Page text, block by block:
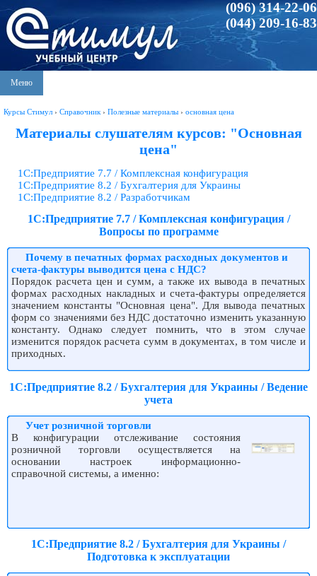
(096) 314-22-06
(044) 209-16-83
Меню
Курсы Стимул › Справочник › Полезные материалы › основная цена
Материалы слушателям курсов: "Основная
цена"
1С:Предприятие 7.7 / Комплексная конфигурация
1С:Предприятие 8.2 / Бухгалтерия для Украины
1С:Предприятие 8.2 / Разработчикам
1С:Предприятие 7.7 / Комплексная конфигурация /
Вопросы по программе
Почему в печатных формах расходных документов и
счета-фактуры выводится цена с НДС?
Порядок расчета цен и сумм, а также их вывода в печатных
формах расходных накладных и счета-фактуры определяется
значением константы "Основная цена". Для вывода печатных
форм со значениями без НДС достаточно изменить указанную
константу. Однако следует помнить, что в этом случае
изменится порядок расчета сумм в документах, в том числе и
приходных.
1С:Предприятие 8.2 / Бухгалтерия для Украины / Ведение
учета
Учет розничной торговли
В конфигурации отслеживание состояния
розничной торговли осуществляется на
основании настроек информационно-
справочной системы, а именно:
1С:Предприятие 8.2 / Бухгалтерия для Украины /
Подготовка к эксплуатации